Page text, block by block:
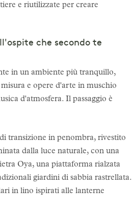
e riutilizzate per creare
che secondo te
in un ambiente più tranquillo,
e opere d'arte in muschio
d'atmosfera. Il passaggio è
transizione in penombra, rivestito
dalla luce naturale, con una
Oya, una piattaforma rialzata
giardini di sabbia rastrellata.
in lino ispirati alle lanterne